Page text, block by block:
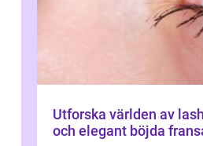
Utforska världen av
och elegant böjda